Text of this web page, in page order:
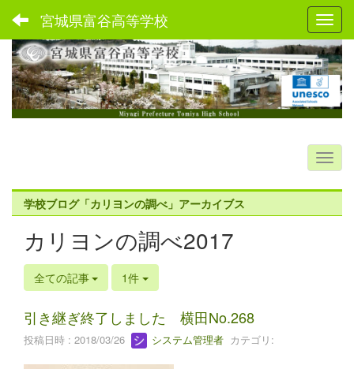
宮城県富谷高等学校
学校ブログ「カリヨンの調べ」アーカイブス
カリヨンの調べ2017
全ての記事 1件
引き継ぎ終了しました 横田No.268
投稿日時 : 2018/03/26 システム管理者 カテゴリ: